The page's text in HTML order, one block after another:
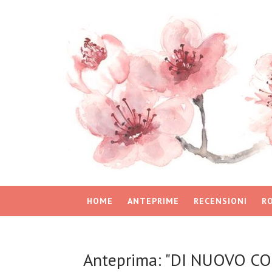
HOME ANTEPRIME RECENSIONI
Anteprima: "DI NUOVO